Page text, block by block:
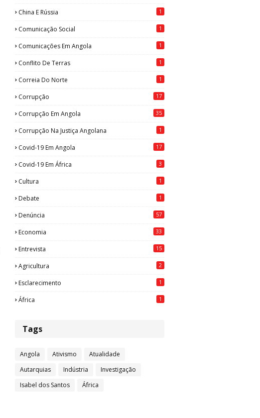
China E Rússia 1
Comunicação Social 1
Comunicações Em Angola 1
Conflito De Terras 1
Correia Do Norte 1
Corrupção 17
Corrupção Em Angola 35
Corrupção Na Justiça Angolana 1
Covid-19 Em Angola 17
Covid-19 Em África 3
Cultura 1
Debate 1
Denúncia 57
Economia 33
Entrevista 15
Agricultura 2
Esclarecimento 1
África 1
Tags
Angola Ativismo
Atualidade
Autarquias
Indústria
Investigação
Isabel dos Santos
África